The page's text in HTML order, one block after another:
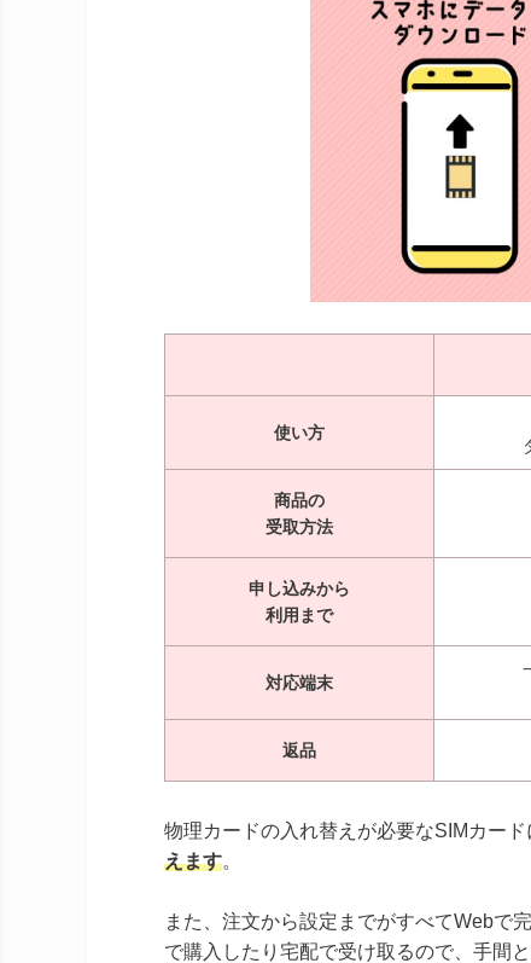
使い方
商品の
受取方法
申し込みから
利用まで
対応端末
返品
物理カードの入れ替えが必要なSIMカード
えます。
また、注文から設定までがすべてWebで
で購入したり宅配で受け取るので、手間